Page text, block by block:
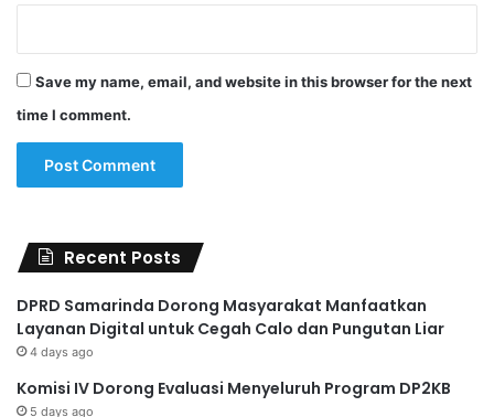
Save my name, email, and website in this browser for the next
time I comment.
Recent Posts
DPRD Samarinda Dorong Masyarakat Manfaatkan
Layanan Digital untuk Cegah Calo dan Pungutan Liar
4 days ago
Komisi IV Dorong Evaluasi Menyeluruh Program DP2KB
5 days ago